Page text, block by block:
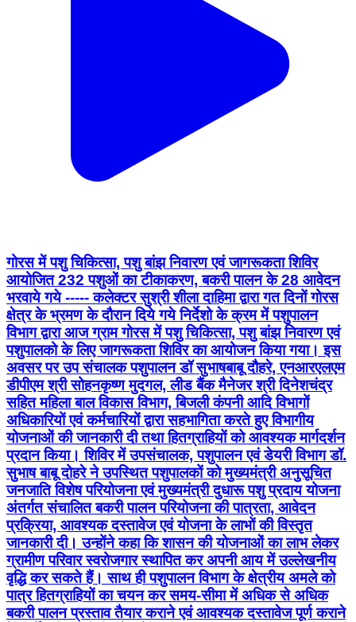
गोरस में पशु चिकित्सा, पशु बांझ निवारण एवं जागरूकता शिविर
आयोजित 232 पशुओं का टीकाकरण, बकरी पालन के 28 आवेदन
भरवाये गये ----- कलेक्टर सुश्री शीला दाहिमा द्वारा गत दिनों गोरस
क्षेत्र के भ्रमण के दौरान दिये गये निर्देशो के क्रम में पशुपालन
विभाग द्वारा आज ग्राम गोरस में पशु चिकित्सा, पशु बांझ निवारण एवं
पशुपालको के लिए जागरूकता शिविर का आयोजन किया गया। इस
अवसर पर उप संचालक पशुपालन डॉ सुभाषबाबू दौहरे, एनआरएलएम
डीपीएम श्री सोहनकृष्ण मुदगल, लीड बैंक मैनेजर श्री दिनेशचंद्र
सहित महिला बाल विकास विभाग, बिजली कंपनी आदि विभागों
अधिकारियों एवं कर्मचारियों द्वारा सहभागिता करते हुए विभागीय
योजनाओं की जानकारी दी तथा हितग्राहियों को आवश्यक मार्गदर्शन
प्रदान किया। शिविर में उपसंचालक, पशुपालन एवं डेयरी विभाग डॉ.
सुभाष बाबू दोहरे ने उपस्थित पशुपालकों को मुख्यमंत्री अनुसूचित
जनजाति विशेष परियोजना एवं मुख्यमंत्री दुधारू पशु प्रदाय योजना
अंतर्गत संचालित बकरी पालन परियोजना की पात्रता, आवेदन
प्रक्रिया, आवश्यक दस्तावेज एवं योजना के लाभों की विस्तृत
जानकारी दी। उन्होंने कहा कि शासन की योजनाओं का लाभ लेकर
ग्रामीण परिवार स्वरोजगार स्थापित कर अपनी आय में उल्लेखनीय
वृद्धि कर सकते हैं। साथ ही पशुपालन विभाग के क्षेत्रीय अमले को
पात्र हितग्राहियों का चयन कर समय-सीमा में अधिक से अधिक
बकरी पालन प्रस्ताव तैयार कराने एवं आवश्यक दस्तावेज पूर्ण कराने